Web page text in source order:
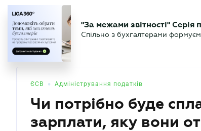
БУХГАЛТЕР Новини Аналітика
"За межами звітності" Серія
Спільно з бухгалтерами
ЄСВ • Адміністрування податків
Чи потрібно буде
зарплати, яку вони